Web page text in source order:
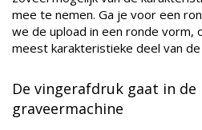
mee te nemen. Ga je voor een
we de upload in een ronde vorm,
meest karakteristieke deel van
De vingerafdruk gaat in de
graveermachine